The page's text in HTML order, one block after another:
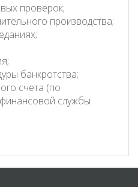
проверок;
производства;
банкротства;
счета (по
службы